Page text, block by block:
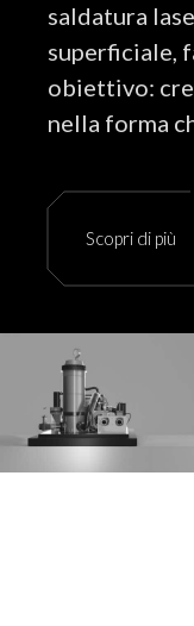
saldatura
superficiale,
obiettivo:
nella forma
Scopri di più